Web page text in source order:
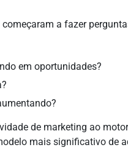
a fazer
em oportunidades?
de marketing ao
mais significativo de